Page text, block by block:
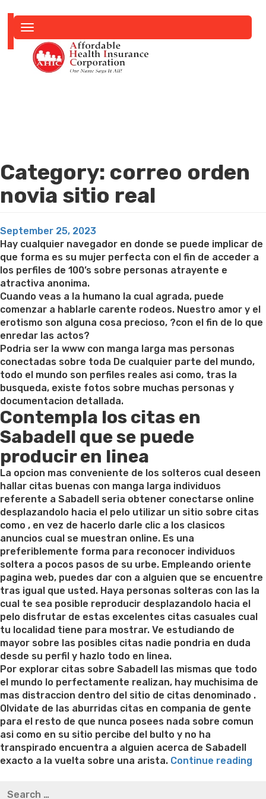
navigation
Category: correo orden
novia sitio real
Posted
on
September 25, 2023
Hay cualquier navegador en donde se puede implicar de
que forma es su mujer perfecta con el fin de acceder a
los perfiles de 100’s sobre personas atrayente e
atractiva anonima.
Cuando veas a la humano la cual agrada, puede
comenzar a hablarle carente rodeos. Nuestro amor y el
erotismo son alguna cosa precioso, ?con el fin de lo que
enredar las actos?
Podria ser la www con manga larga mas personas
conectadas sobre toda De cualquier parte del mundo,
todo el mundo son perfiles reales asi­ como, tras la
busqueda, existe fotos sobre muchas personas y
documentacion detallada.
Contempla los citas en
Sabadell que se puede
producir en linea
La opcion mas conveniente de los solteros cual deseen
hallar citas buenas con manga larga individuos
referente a Sabadell seri­a obtener conectarse online
desplazandolo hacia el pelo utilizar un sitio sobre citas
como , en vez de hacerlo darle clic a los clasicos
anuncios cual se muestran online. Es una
preferiblemente forma para reconocer individuos
soltera a pocos pasos de su urbe. Empleando oriente
pagina web, puedes dar con a alguien que se encuentre
tras igual que usted. Haya personas solteras con las la
cual te sea posible reproducir desplazandolo hacia el
pelo disfrutar de estas excelentes citas casuales cual
tu localidad tiene para mostrar. Ve estudiando de
mayor sobre las posibles citas nadie pondri­a en duda
desde su perfil y hazlo todo en linea.
Por explorar citas sobre Sabadell las mismas que todo
el mundo lo perfectamente realizan, hay muchisima de
mas distraccion dentro del sitio de citas denominado .
Olvidate de las aburridas citas en compania de gente
para el resto de que nunca posees nada sobre comun
asi­ como en su sitio percibe del bulto y no ha
transpirado encuentra a alguien acerca de Sabadell
exacto a la vuelta sobre una arista. Continue reading
for: